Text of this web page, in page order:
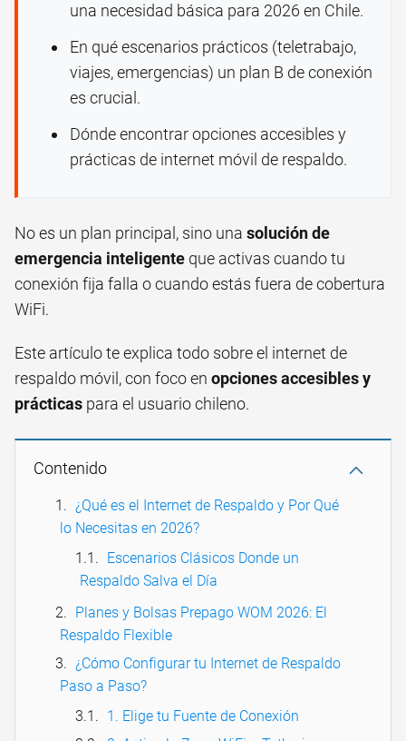
una necesidad básica para 2026 en Chile.
En qué escenarios prácticos (teletrabajo,
viajes, emergencias) un plan B de conexión
es crucial.
Dónde encontrar opciones accesibles y
prácticas de internet móvil de respaldo.
No es un plan principal, sino una solución de
emergencia inteligente que activas cuando tu
conexión fija falla o cuando estás fuera de cobertura
WiFi.
Este artículo te explica todo sobre el internet de
respaldo móvil, con foco en opciones accesibles y
prácticas para el usuario chileno.
Contenido
¿Qué es el Internet de Respaldo y Por Qué
lo Necesitas en 2026?
Escenarios Clásicos Donde un
Respaldo Salva el Día
Planes y Bolsas Prepago WOM 2026: El
Respaldo Flexible
¿Cómo Configurar tu Internet de Respaldo
Paso a Paso?
1. Elige tu Fuente de Conexión